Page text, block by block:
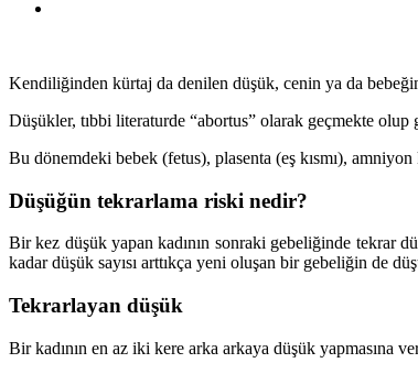
Kendiliğinden kürtaj da denilen düşük, cenin ya da
Düşükler, tıbbi literaturde “abortus” olarak geçmekte olup
Bu dönemdeki bebek (fetus), plasenta (eş kısmı),
Düşüğün tekrarlama riski nedir?
Bir kez düşük yapan kadının sonraki gebeliğinde tekrar
kadar düşük sayısı arttıkça yeni oluşan bir gebeliğin de
Tekrarlayan düşük
Bir kadının en az iki kere arka arkaya düşük yapmasına